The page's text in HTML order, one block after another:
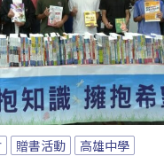
贈書活動 高雄中學